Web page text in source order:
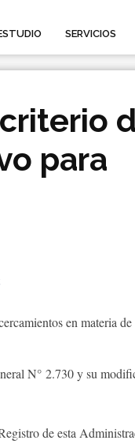
SERVICIOS
para
en materia
N° 2.730 y su
de esta